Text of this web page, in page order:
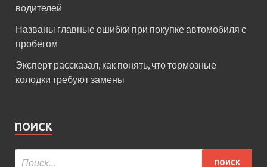
водителей
Названы главные ошибки при покупке автомобиля с
пробегом
Эксперт рассказал, как понять, что тормозные
колодки требуют замены
ПОИСК